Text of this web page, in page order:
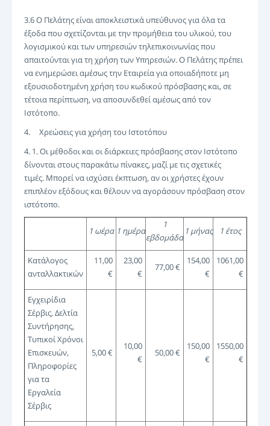
3.6 Ο Πελάτης είναι αποκλειστικά υπεύθυνος για όλα τα
έξοδα που σχετίζονται με την προμήθεια του υλικού, του
λογισμικού και των υπηρεσιών τηλεπικοινωνίας που
απαιτούνται για τη χρήση των Υπηρεσιών. Ο Πελάτης πρέπει
να ενημερώσει αμέσως την Εταιρεία για οποιαδήποτε μη
εξουσιοδοτημένη χρήση του κωδικού πρόσβασης και, σε
τέτοια περίπτωση, να αποσυνδεθεί αμέσως από τον
Ιστότοπο.
4. Χρεώσεις για χρήση του Ιστοτόπου
4. 1. Οι μέθοδοι και οι διάρκειες πρόσβασης στον Ιστότοπο
δίνονται στους παρακάτω πίνακες, μαζί με τις σχετικές
τιμές. Μπορεί να ισχύσει έκπτωση, αν οι χρήστες έχουν
επιπλέον εξόδους και θέλουν να αγοράσουν πρόσβαση στον
ιστότοπο.
1 ωέρα 1 ημέρα
1
εβδομάδα
1 μήνας 1 έτος
Κατάλογος
ανταλλακτικών
11,00
€
23,00
€
77,00 €
154,00
€
1061,00
€
Εγχειρίδια
Σέρβις, Δελτία
Συντήρησης,
Τυπικοί Χρόνοι
Επισκευών,
Πληροφορίες
για τα
Εργαλεία
Σέρβις
5,00 €
10,00
€
50,00 €
150,00
€
1550,00
€